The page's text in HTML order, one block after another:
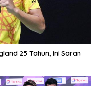
25 Tahun, Ini Saran